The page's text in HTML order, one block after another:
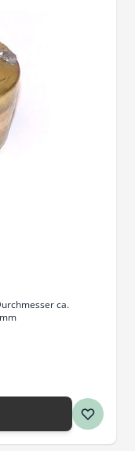
ca.